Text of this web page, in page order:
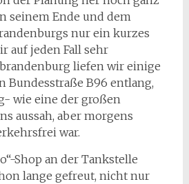
seinem Ende und dem
nur ein kurzes
auf jeden Fall sehr
liefen wir einige
Bundesstraße B96 entlang,
wie eine der großen
aussah, aber morgens
war.
Shop an der Tankstelle
lange gefreut, nicht nur